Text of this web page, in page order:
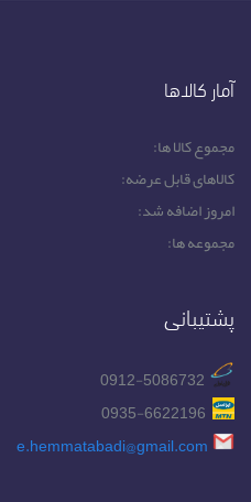
آمار کالاها
مجموع کالا ها:
کالاهای قابل عرضه:
امروز اضافه شد:
مجموعه ها:
پشتیبانی
e.hemmatabadi@gmail.com